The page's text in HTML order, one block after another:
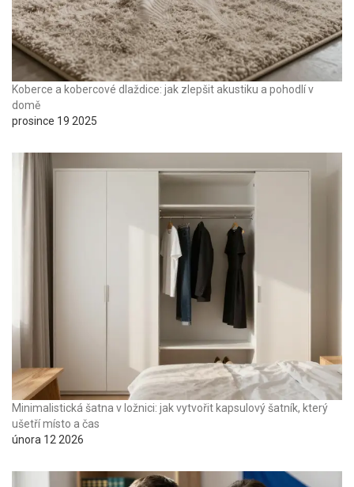
Koberce a kobercové dlaždice: jak zlepšit akustiku a pohodlí v
domě
prosince 19 2025
Minimalistická šatna v ložnici: jak vytvořit kapsulový šatník, který
ušetří místo a čas
února 12 2026